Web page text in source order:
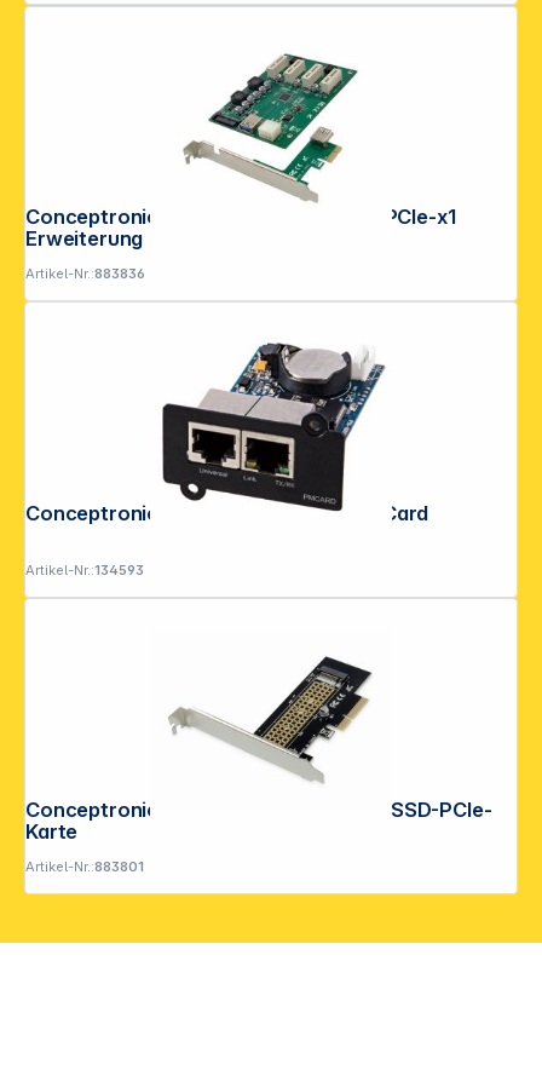
Conceptronic EMRICK10G PCIe zu 4x PCIe-x1
Erweiterung
Artikel-Nr.:883836
Conceptronic Network Management Card
Artikel-Nr.:134593
Conceptronic EMRICK05B M.2-NVMe-SSD-PCIe-
Karte
Artikel-Nr.:883801
Copyright © 2001 - 2026 DGH - Alle Rechte vorbehalten.